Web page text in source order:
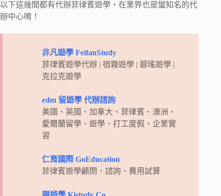
以下這幾間都有代辦菲律賓遊學，在業界也是蠻知名的代
辦中心唷！
非凡遊學 FeifanStudy
菲律賓遊學代辦 | 宿霧遊學 | 碧瑤遊學 |
克拉克遊學
edm 留遊學 代辦諮詢
美國、英國、加拿大、菲律賓、澳洲、
愛爾蘭留學、遊學、打工度假、企業實
習
仁育國際 GoEducation
菲律賓遊學顧問、諮詢、費用試算